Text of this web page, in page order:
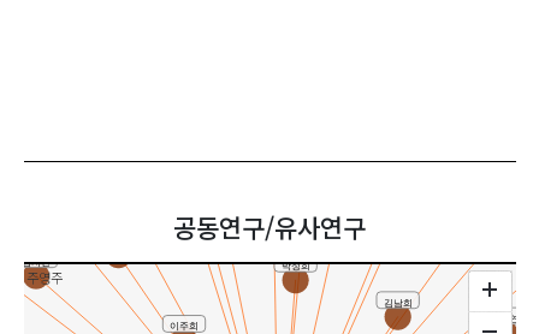
공동연구/유사연구
주영주
박성희
김남희
김지연
이자연
이주희
유지원